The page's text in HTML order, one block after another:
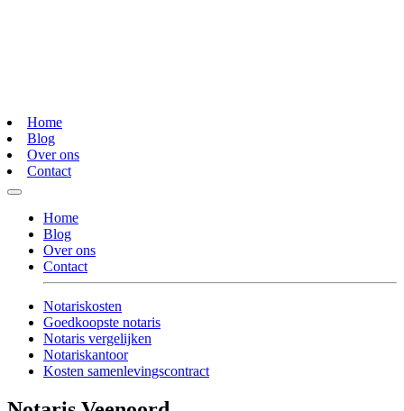
Home
Blog
Over ons
Contact
Home
Blog
Over ons
Contact
Notariskosten
Goedkoopste notaris
Notaris vergelijken
Notariskantoor
Kosten samenlevingscontract